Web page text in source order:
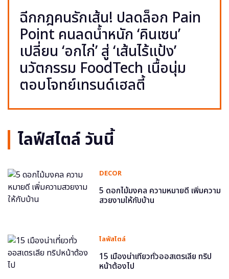
ฉีกกฎคนรักเส้น! ปลดล็อก Pain
Point คนลดน้ำหนัก ‘คินเซน’
เปลี่ยน ‘อกไก่’ สู่ ‘เส้นไร้แป้ง’
นวัตกรรม FoodTech เนื้อนุ่ม
ตอบโจทย์เทรนด์เฮลตี้
ไลฟ์สไตล์ วันนี้
DECOR
5 ดอกไม้มงคล ความหมายดี เพิ่มความ
สวยงามให้กับบ้าน
ไลฟ์สไตล์
15 เมืองน่าเที่ยวทั่วออสเตรเลีย ทริป
หน้าต้องไป